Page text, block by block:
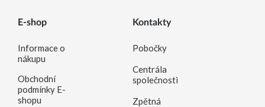
E-shop
Informace o
nákupu
Obchodní
podmínky E-
shopu
Kontakty
Pobočky
Centrála
společnosti
Zpětná